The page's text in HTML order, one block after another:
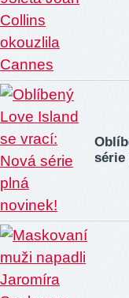
série